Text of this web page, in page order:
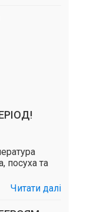
посуха та
Читати далі